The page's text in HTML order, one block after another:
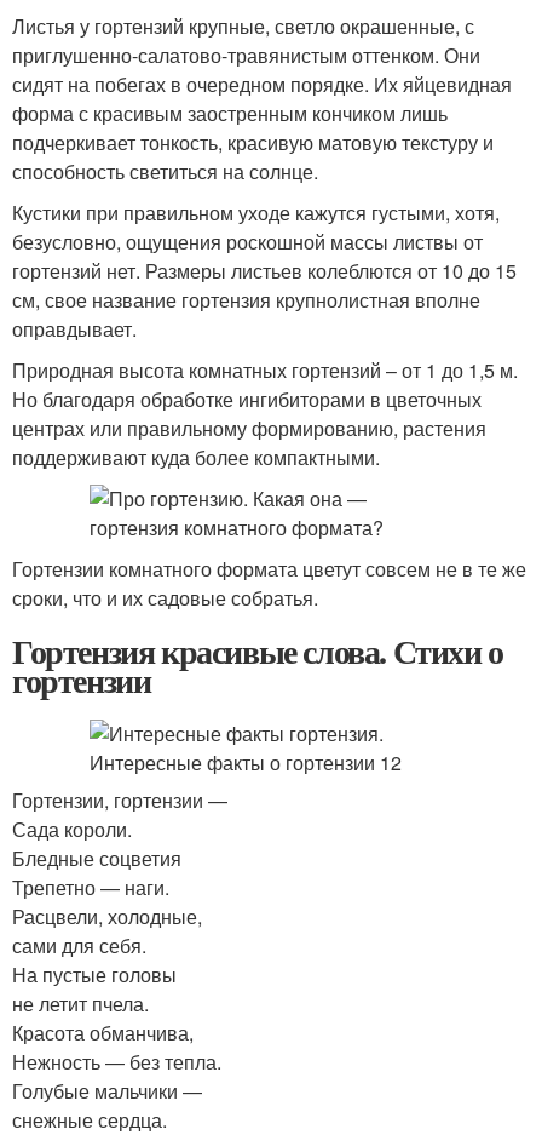
Листья у гортензий крупные, светло окрашенные, с
приглушенно-салатово-травянистым оттенком. Они
сидят на побегах в очередном порядке. Их яйцевидная
форма с красивым заостренным кончиком лишь
подчеркивает тонкость, красивую матовую текстуру и
способность светиться на солнце.
Кустики при правильном уходе кажутся густыми, хотя,
безусловно, ощущения роскошной массы листвы от
гортензий нет. Размеры листьев колеблются от 10 до 15
см, свое название гортензия крупнолистная вполне
оправдывает.
Природная высота комнатных гортензий – от 1 до 1,5 м.
Но благодаря обработке ингибиторами в цветочных
центрах или правильному формированию, растения
поддерживают куда более компактными.
Гортензии комнатного формата цветут совсем не в те же
сроки, что и их садовые собратья.
Гортензия красивые слова. Стихи о
гортензии
Гортензии, гортензии —
Сада короли.
Бледные соцветия
Трепетно — наги.
Расцвели, холодные,
сами для себя.
На пустые головы
не летит пчела.
Красота обманчива,
Нежность — без тепла.
Голубые мальчики —
снежные сердца.